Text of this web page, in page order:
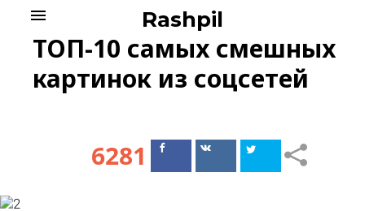
content
Rashpil
menu
ТОП-10 самых смешных
картинок из соцсетей
6281
ПоделитьсяПоделиться